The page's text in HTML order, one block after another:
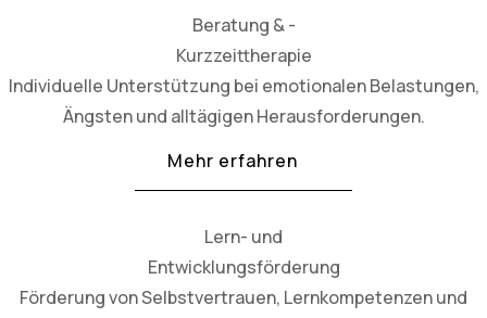
Beratung & -
Kurzzeittherapie
Individuelle Unterstützung bei emotionalen Belastungen,
Ängsten und alltägigen Herausforderungen.
Mehr erfahren
Lern- und
Entwicklungsförderung
Förderung von Selbstvertrauen, Lernkompetenzen und